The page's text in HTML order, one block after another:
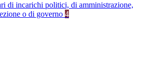
di incarichi politici, di amministrazione,
o di governo 4